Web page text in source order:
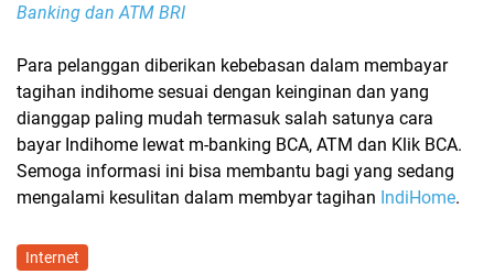
Banking dan ATM BRI
Para pelanggan diberikan kebebasan dalam membayar
tagihan indihome sesuai dengan keinginan dan yang
dianggap paling mudah termasuk salah satunya cara
bayar Indihome lewat m-banking BCA, ATM dan Klik BCA.
Semoga informasi ini bisa membantu bagi yang sedang
mengalami kesulitan dalam membyar tagihan IndiHome.
Internet